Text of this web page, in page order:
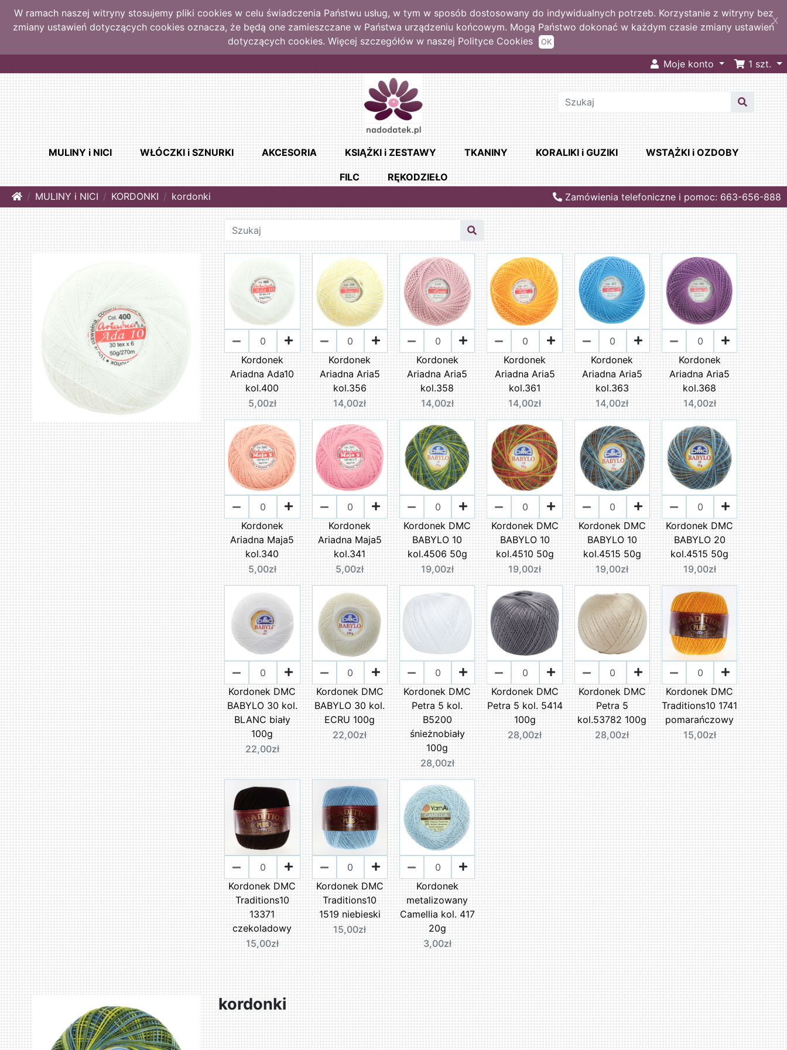
W ramach naszej witryny stosujemy pliki cookies w celu świadczenia Państwu usług, w tym w sposób dostosowany do indywidualnych potrzeb. Korzystanie z witryny bez
zmiany ustawień dotyczących cookies oznacza, że będą one zamieszczane w Państwa urządzeniu końcowym. Mogą Państwo dokonać w każdym czasie zmiany ustawień
dotyczących cookies. Więcej szczegółów w naszej Polityce Cookies
X
OK
Moje konto 1 szt.
MULINY i NICI WŁÓCZKI i SZNURKI AKCESORIA KSIĄŻKI i ZESTAWY TKANINY KORALIKI i GUZIKI WSTĄŻKI i OZDOBY
FILC
RĘKODZIEŁO
HomeMULINY i NICI KORDONKI kordonki Zamówienia telefoniczne i pomoc: 663-656-888
Kordonek
Ariadna Ada10
kol.400
5,00zł
Kordonek
Ariadna Aria5
kol.356
14,00zł
Kordonek
Ariadna Aria5
kol.358
14,00zł
Kordonek
Ariadna Aria5
kol.361
14,00zł
Kordonek
Ariadna Aria5
kol.363
14,00zł
Kordonek
Ariadna Aria5
kol.368
14,00zł
Kordonek
Ariadna Maja5
kol.340
5,00zł
Kordonek
Ariadna Maja5
kol.341
5,00zł
Kordonek DMC
BABYLO 10
kol.4506 50g
19,00zł
Kordonek DMC
BABYLO 10
kol.4510 50g
19,00zł
Kordonek DMC
BABYLO 10
kol.4515 50g
19,00zł
Kordonek DMC
BABYLO 20
kol.4515 50g
19,00zł
Kordonek DMC
BABYLO 30 kol.
BLANC biały
100g
22,00zł
Kordonek DMC
BABYLO 30 kol.
ECRU 100g
22,00zł
Kordonek DMC
Petra 5 kol.
B5200
śnieżnobiały
100g
28,00zł
Kordonek DMC
Petra 5 kol. 5414
100g
28,00zł
Kordonek DMC
Petra 5
kol.53782 100g
28,00zł
Kordonek DMC
Traditions10 1741
pomarańczowy
15,00zł
Kordonek DMC
Traditions10
13371
czekoladowy
15,00zł
Kordonek DMC
Traditions10
1519 niebieski
15,00zł
Kordonek
metalizowany
Camellia kol. 417
20g
3,00zł
kordonki